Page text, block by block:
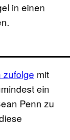
in einen
zufolge mit
ein
Penn zu